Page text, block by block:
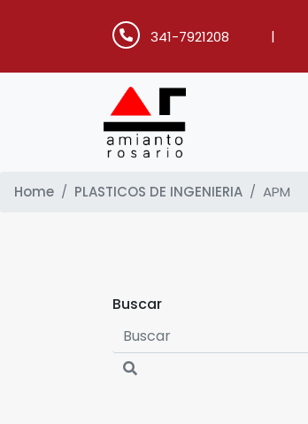
341-7921208 |
Home PLASTICOS DE INGENIERIA APM
Buscar